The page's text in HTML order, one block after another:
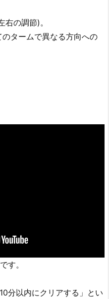
の調節)。
タームで異なる方向への
す。
分以内にクリアする」とい